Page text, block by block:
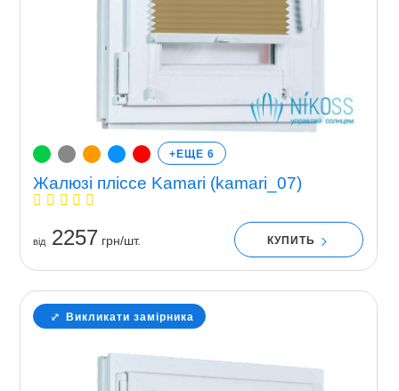
+ЕЩЕ 6
Жалюзі пліссе Kamari (kamari_07)
вiд2257 грн/шт. КУПИТЬ
Викликати замірника